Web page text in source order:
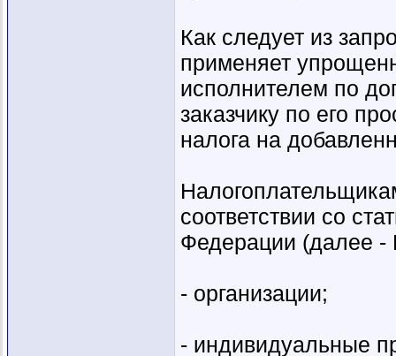
Как следует из
применяет
исполнителем по
заказчику по его
налога на
соответствии со
Федерации (далее -
- организации;
- индивидуальные